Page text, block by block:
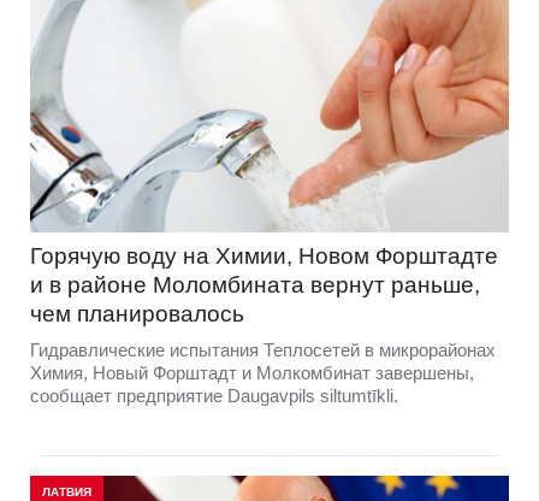
Горячую воду на Химии, Новом Форштадте
и в районе Моломбината вернут раньше,
чем планировалось
Гидравлические испытания Теплосетей в микрорайонах
Химия, Новый Форштадт и Молкомбинат завершены,
сообщает предприятие Daugavpils siltumtīkli.
ЛАТВИЯ